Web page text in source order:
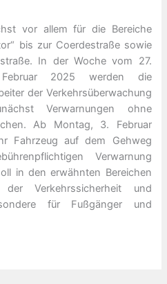
vor allem für die Bereiche
bis zur Coerdestraße sowie
In der Woche vom 27.
2025 werden die
der Verkehrsüberwachung
Verwarnungen ohne
Ab Montag, 3. Februar
Fahrzeug auf dem Gehweg
Verwarnung
in den erwähnten Bereichen
Verkehrssicherheit und
für Fußgänger und